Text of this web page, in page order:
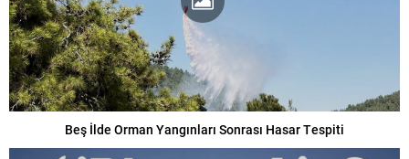
Beş İlde Orman Yangınları Sonrası Hasar Tespiti